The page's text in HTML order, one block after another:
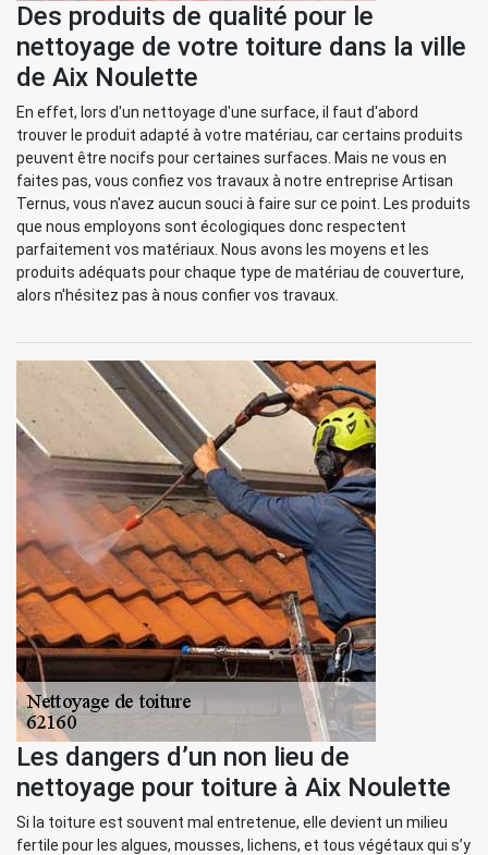
Des produits de qualité pour le
nettoyage de votre toiture dans la ville
de Aix Noulette
En effet, lors d'un nettoyage d'une surface, il faut d'abord
trouver le produit adapté à votre matériau, car certains produits
peuvent être nocifs pour certaines surfaces. Mais ne vous en
faites pas, vous confiez vos travaux à notre entreprise Artisan
Ternus, vous n'avez aucun souci à faire sur ce point. Les produits
que nous employons sont écologiques donc respectent
parfaitement vos matériaux. Nous avons les moyens et les
produits adéquats pour chaque type de matériau de couverture,
alors n'hésitez pas à nous confier vos travaux.
Les dangers d’un non lieu de
nettoyage pour toiture à Aix Noulette
Si la toiture est souvent mal entretenue, elle devient un milieu
fertile pour les algues, mousses, lichens, et tous végétaux qui s’y